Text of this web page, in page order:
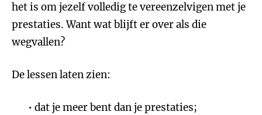
het is om jezelf volledig te vereenzelvigen met je
prestaties. Want wat blijft er over als die
wegvallen?
De lessen laten zien:
dat je meer bent dan je prestaties;